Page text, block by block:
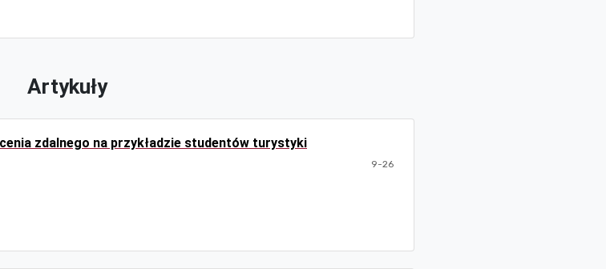
Artykuły
zdalnego na przykładzie studentów turystyki
9-26